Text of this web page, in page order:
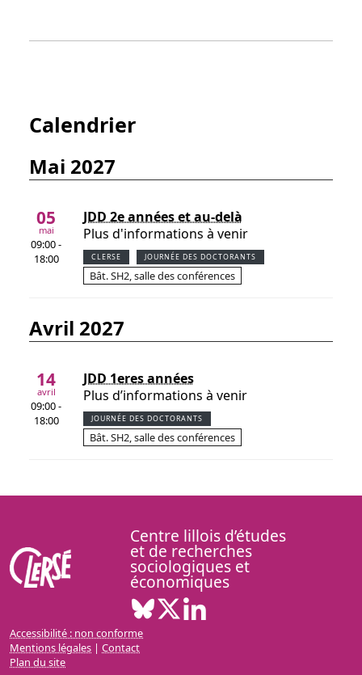
Calendrier
mai 2027
05
mai
09:00 -
18:00
JDD 2e années et au-delà
Plus d'informations à venir
CLERSE JOURNÉE DES DOCTORANTS
Bât. SH2, salle des conférences
avril 2027
14
avril
09:00 -
18:00
JDD 1eres années
Plus d’informations à venir
JOURNÉE DES DOCTORANTS
Bât. SH2, salle des conférences
Centre lillois d’études
et de recherches
sociologiques et
économiques
Bluesky ( Nouvelle fenêtre)
X ( Nouvelle fenêtre)
Accessibilité : non conforme
Mentions légales | Contact
Plan du site